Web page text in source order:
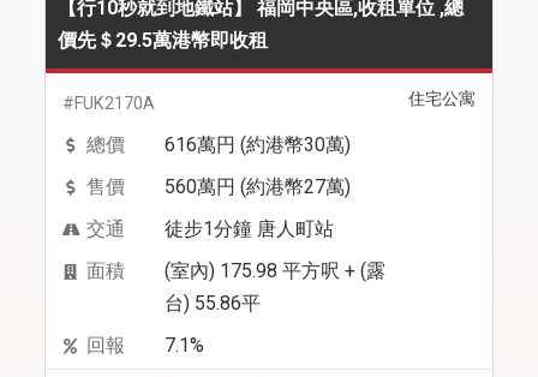
【行10秒就到地鐵站】 福岡中央區,收租單位 ,總
價先＄29.5萬港幣即收租
住宅公寓
#FUK2170A
總價
616萬円 (約港幣30萬)
售價
560萬円 (約港幣27萬)
交通
徒步1分鐘 唐人町站
面積
(室內) 175.98 平方呎 + (露
台) 55.86平
回報
7.1%